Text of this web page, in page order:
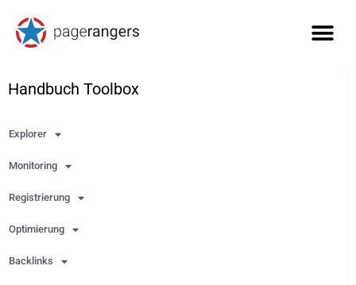
Handbuch Toolbox
Explorer
Monitoring
Registrierung
Optimierung
Backlinks